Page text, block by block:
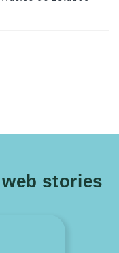
stories